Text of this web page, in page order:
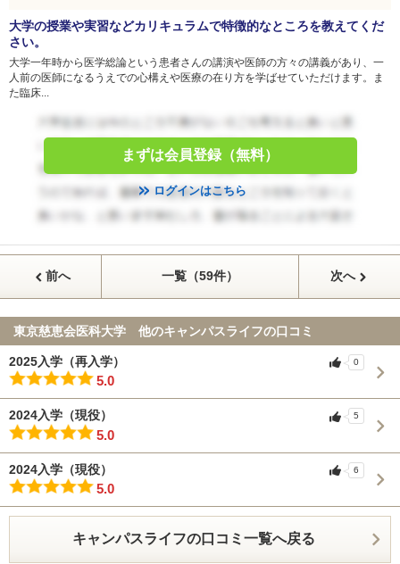
大学の授業や実習などカリキュラムで特徴的なところを教えてくだ
さい。
大学一年時から医学総論という患者さんの講演や医師の方々の講義があり、一
人前の医師になるうえでの心構えや医療の在り方を学ばせていただけます。ま
た臨床...
まずは会員登録（無料）
ログインはこちら
前へ 一覧（59件） 次へ
東京慈恵会医科大学 他のキャンパスライフの口コミ
2025入学（再入学）
5.0
0
2024入学（現役）
5.0
5
2024入学（現役）
5.0
6
キャンパスライフの口コミ一覧へ戻る